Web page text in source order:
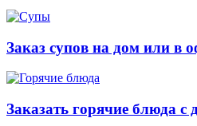
Заказ супов на дом или в
Заказать горячие блюда с